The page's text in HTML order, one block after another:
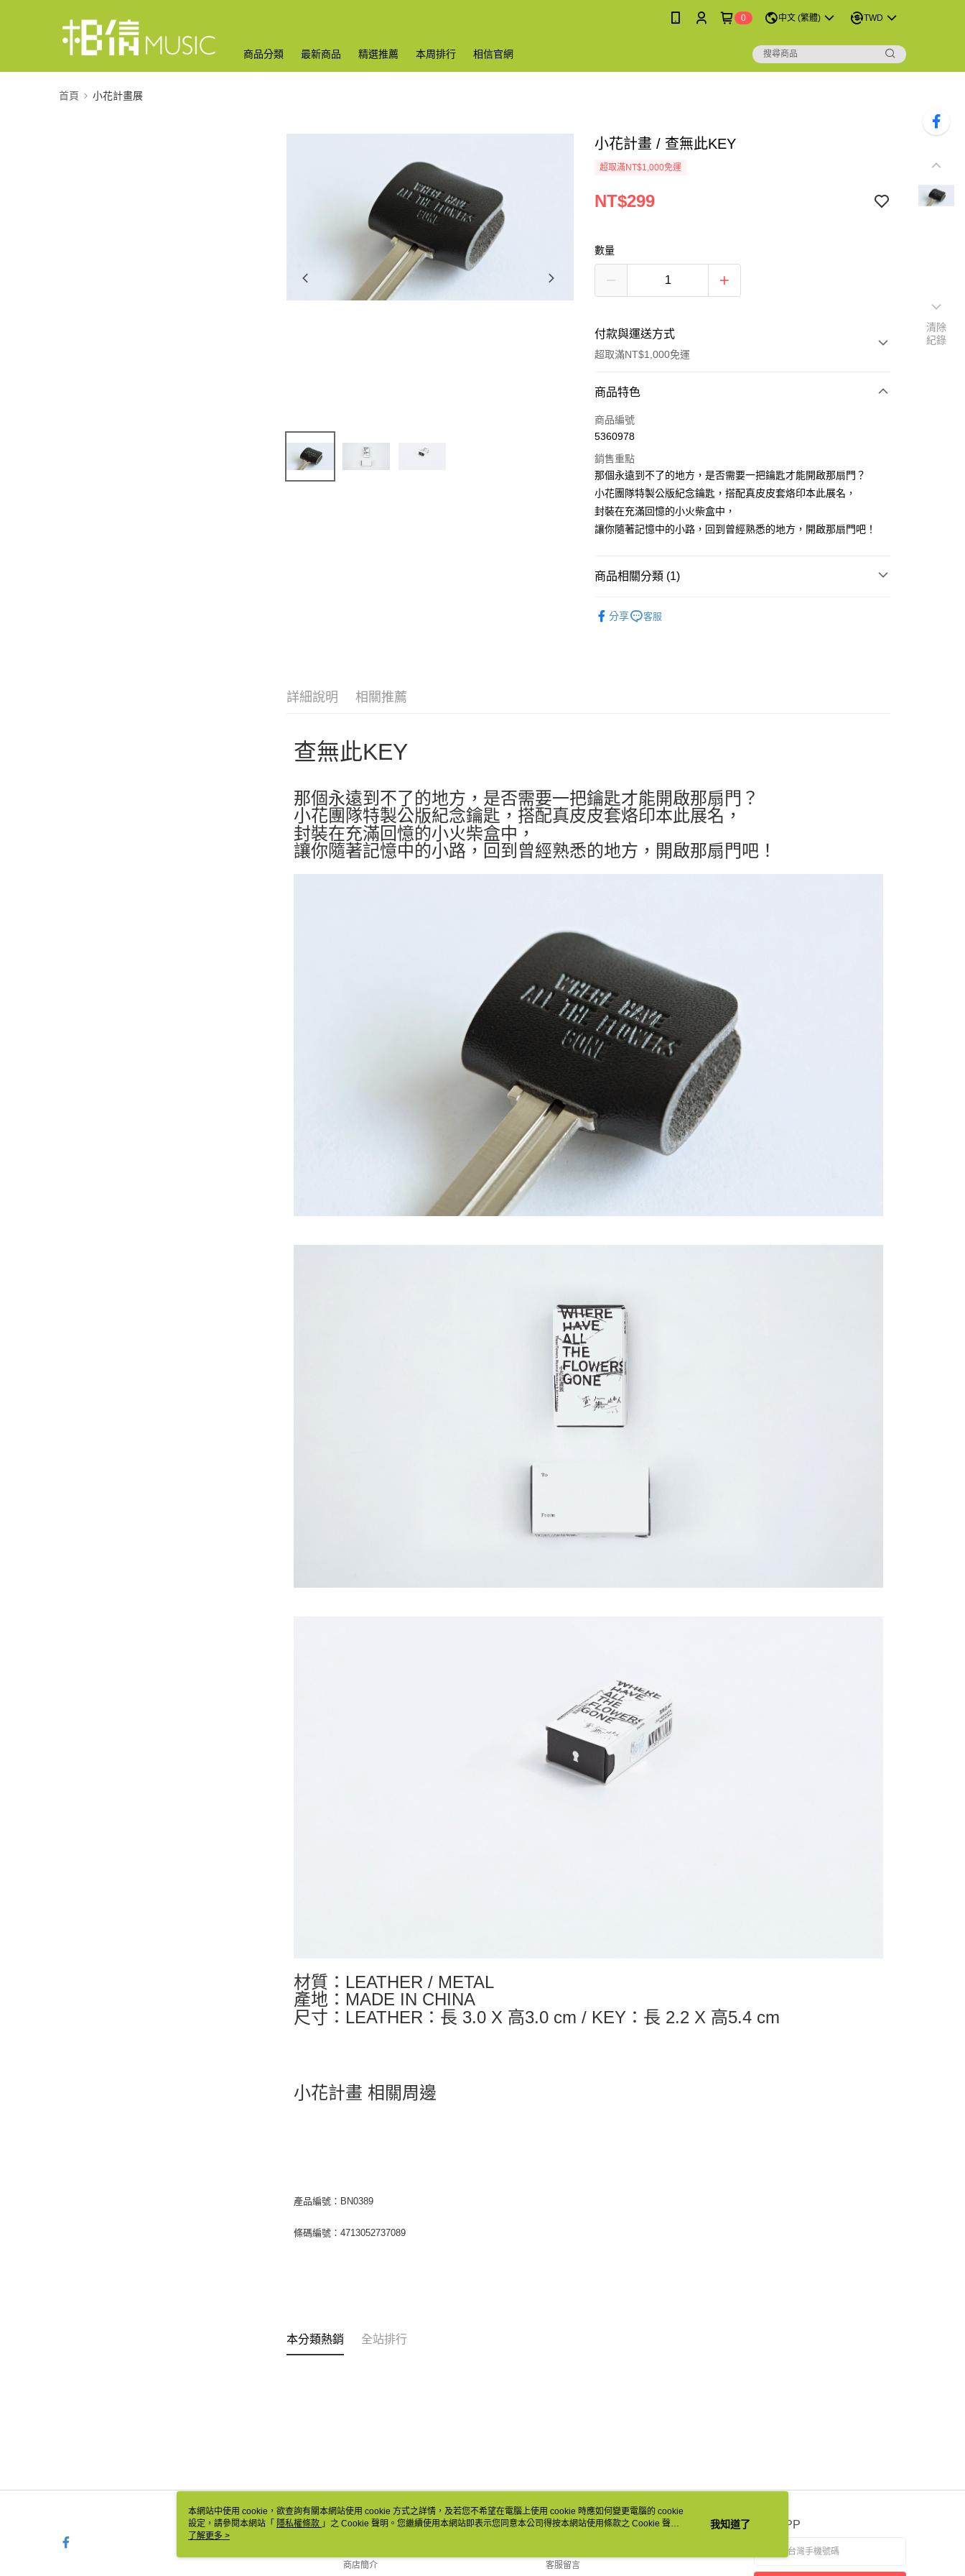
0 中文 (繁體) TWD
商品分類 最新商品 精選推薦 本周排行 相信官網
首頁 小花計畫展
小花計畫 / 查無此KEY
超取滿NT$1,000免運
NT$299
數量
付款與運送方式
超取滿NT$1,000免運
付款方式
信用卡一次付款
LINE Pay
Apple Pay
悠遊付
全盈+PAY
每筆NT$65，滿NT$1,000(含以上)免運費
付款後7-11取貨
宅配
商品特色
商品編號
5360978
銷售重點
那個永遠到不了的地方，是否需要一把鑰匙才能開啟那扇門？
小花團隊特製公版紀念鑰匙，搭配真皮皮套烙印本此展名，
封裝在充滿回憶的小火柴盒中，
讓你隨著記憶中的小路，回到曾經熟悉的地方，開啟那扇門吧！
商品相關分類 (1)
分享
客服
詳細說明 相關推薦
查無此KEY
那個永遠到不了的地方，是否需要一把鑰匙才能開啟那扇門？
小花團隊特製公版紀念鑰匙，搭配真皮皮套烙印本此展名，
封裝在充滿回憶的小火柴盒中，
讓你隨著記憶中的小路，回到曾經熟悉的地方，開啟那扇門吧！
材質：LEATHER / METAL
產地：MADE IN CHINA
尺寸：LEATHER：長 3.0 X 高3.0 cm / KEY：長 2.2 X 高5.4 cm
小花計畫 相關周邊
產品編號：BN0389
條碼編號：4713052737089
本分類熱銷 全站排行
關於我們
商店簡介
客服資訊
客服留言
官方APP
清除
紀錄
本網站中使用 cookie，欲查詢有關本網站使用 cookie 方式之詳情，及若您不希望在電腦上使用 cookie 時應如何變更電腦的 cookie
設定，請參閱本網站「 隱私權條款 」之 Cookie 聲明。您繼續使用本網站即表示您同意本公司得按本網站使用條款之 Cookie 聲明
使用 cookie。
了解更多 >
我知道了